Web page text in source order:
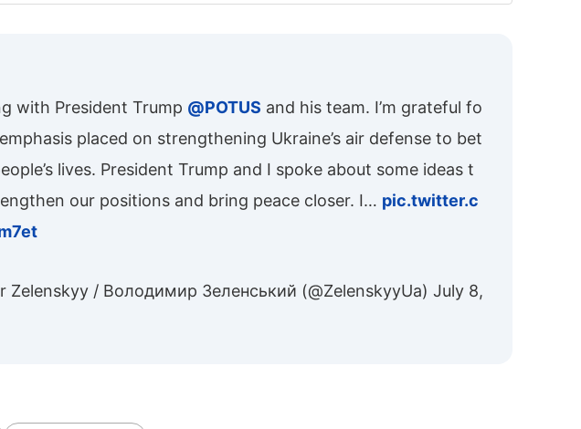
with President Trump @POTUS and his team. I’m grateful fo
placed on strengthening Ukraine’s air defense to bet
lives. President Trump and I spoke about some ideas t
our positions and bring peace closer. I… pic.twitter.c
/ Володимир Зеленський (@ZelenskyyUa) July 8,